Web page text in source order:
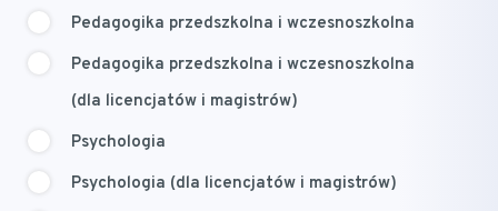
Pedagogika przedszkolna i wczesnoszkolna
Pedagogika przedszkolna i wczesnoszkolna
(dla licencjatów i magistrów)
Psychologia
Psychologia (dla licencjatów i magistrów)